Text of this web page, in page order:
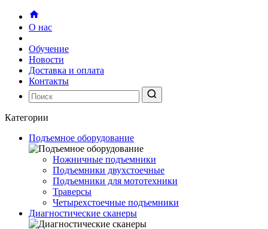
О нас
Обучение
Новости
Доставка и оплата
Контакты
Категории
Подъемное оборудование
Ножничные подъемники
Подъемники двухстоечные
Подъемники для мототехники
Траверсы
Четырехстоечные подъемники
Диагностические сканеры